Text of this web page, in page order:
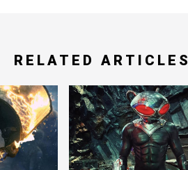
RELATED ARTICLES